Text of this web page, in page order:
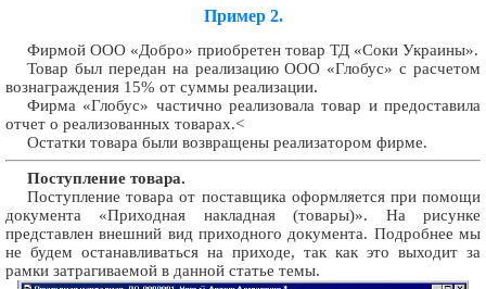
Пример 2.
Фирмой ООО «Добро» приобретен товар ТД «Соки Украины».
Товар был передан на реализацию ООО «Глобус» с расчетом
вознаграждения 15% от суммы реализации.
Фирма «Глобус» частично реализовала товар и предоставила
отчет о реализованных товарах.<
Остатки товара были возвращены реализатором фирме.
Поступление товара.
Поступление товара от поставщика оформляется при помощи
документа «Приходная накладная (товары)». На рисунке
представлен внешний вид приходного документа. Подробнее мы
не будем останавливаться на приходе, так как это выходит за
рамки затрагиваемой в данной статье темы.